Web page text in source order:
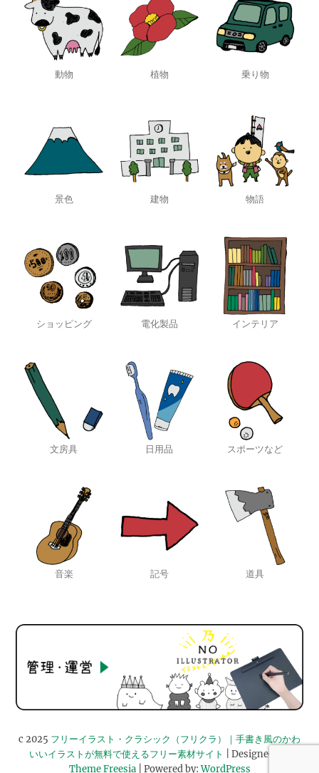
動物 植物 乗り物
景色 建物 物語
ショッピング 電化製品 インテリア
文房具 日用品 スポーツなど
音楽 記号 道具
c 2025 フリーイラスト・クラシック（フリクラ）｜手書き風のかわ
いいイラストが無料で使えるフリー素材サイト
| Designed by:
Theme Freesia| Powered by:WordPress